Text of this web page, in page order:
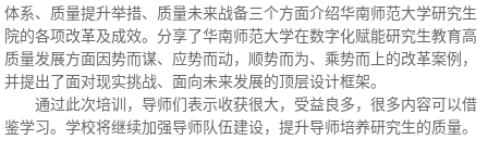
体系、质量提升举措、质量未来战备三个方面介绍华南师范大学研究生
院的各项改革及成效。分享了华南师范大学在数字化赋能研究生教育高
质量发展方面因势而谋、应势而动，顺势而为、乘势而上的改革案例，
并提出了面对现实挑战、面向未来发展的顶层设计框架。
通过此次培训，导师们表示收获很大，受益良多，很多内容可以借
鉴学习。学校将继续加强导师队伍建设，提升导师培养研究生的质量。